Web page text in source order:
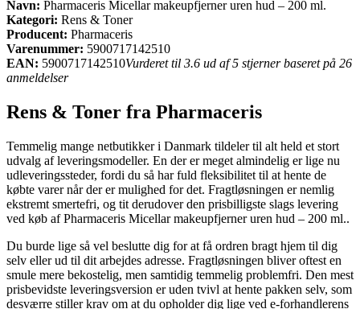
Navn: Pharmaceris Micellar makeupfjerner uren hud – 200 ml.
Kategori: Rens & Toner
Producent: Pharmaceris
Varenummer: 5900717142510
EAN: 5900717142510Vurderet til 3.6 ud af 5 stjerner baseret på 26
anmeldelser
Rens & Toner fra Pharmaceris
Temmelig mange netbutikker i Danmark tildeler til alt held et stort
udvalg af leveringsmodeller. En der er meget almindelig er lige nu
udleveringssteder, fordi du så har fuld fleksibilitet til at hente de
købte varer når der er mulighed for det. Fragtløsningen er nemlig
ekstremt smertefri, og tit derudover den prisbilligste slags levering
ved køb af Pharmaceris Micellar makeupfjerner uren hud – 200 ml..
Du burde lige så vel beslutte dig for at få ordren bragt hjem til dig
selv eller ud til dit arbejdes adresse. Fragtløsningen bliver oftest en
smule mere bekostelig, men samtidig temmelig problemfri. Den mest
prisbevidste leveringsversion er uden tvivl at hente pakken selv, som
desværre stiller krav om at du opholder dig lige ved e-forhandlerens